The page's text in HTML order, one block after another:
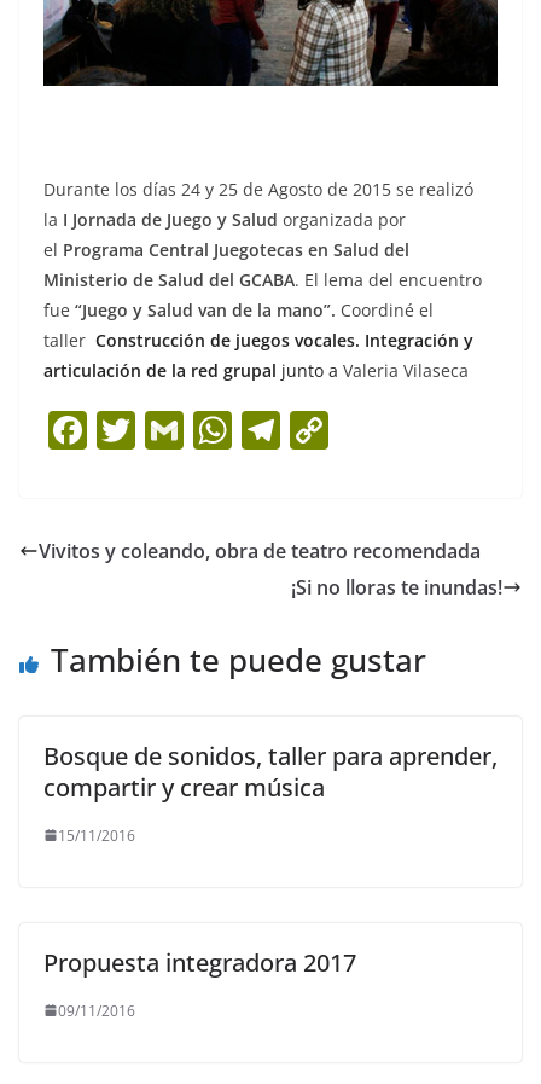
Durante los días 24 y 25 de Agosto de 2015 se realizó
la I Jornada de Juego y Salud organizada por
el Programa Central Juegotecas en Salud del
Ministerio de Salud del GCABA. El lema del encuentro
fue “Juego y Salud van de la mano”. Coordiné el
taller Construcción de juegos vocales. Integración y
articulación de la red grupal junto a Valeria Vilaseca
F
e
o
T
er
G
l
W
s
p
T
gr
a
y
Li
k
Vivitos y coleando, obra de teatro recomendada
¡Si no lloras te inundas!
También te puede gustar
Bosque de sonidos, taller para aprender,
compartir y crear música
15/11/2016
Propuesta integradora 2017
09/11/2016